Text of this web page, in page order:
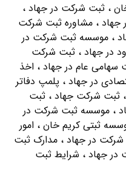
، ثبت شرکت در جهاد ،
جهاد ، مشاوره ثبت شرکت
، موسسه ثبت شرکت در
در جهاد ، ثبت شرکت
عام در جهاد ، اخذ
در جهاد ، پلمپ دفاتر
، ثبت شرکت جهاد ، ثبت
، موسسه ثبت شرکت در
ثبتی کریم خان ، امور
در جهاد ، ۰ تا ۱۰۰ ثبت شرکت در جهاد ، مدارک ثبت
جهاد ، شرایط ثبت